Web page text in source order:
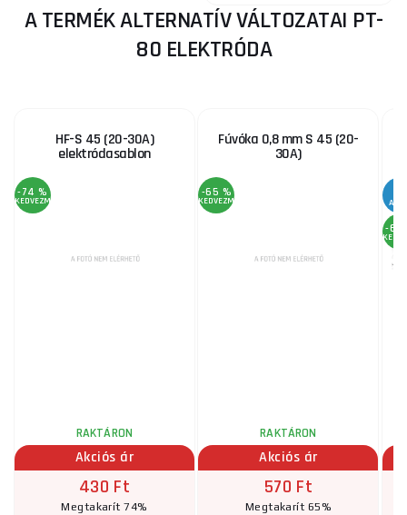
A TERMÉK ALTERNATÍV VÁLTOZATAI PT-
80 ELEKTRÓDA
HF-S 45 (20-30A)
elektródasablon
-74 %
KEDVEZMÉNY
RAKTÁRON
Akciós ár
430 Ft
Megtakarít 74%
Fúvóka 0,8 mm S 45 (20-
30A)
-65 %
KEDVEZMÉNY
RAKTÁRON
Akciós ár
570 Ft
Megtakarít 65%
-68